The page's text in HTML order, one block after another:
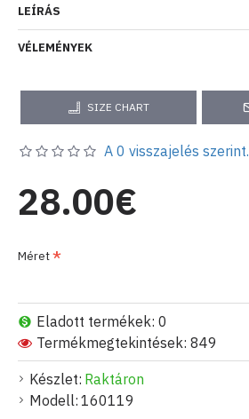
LEÍRÁS
VÉLEMÉNYEK
SIZE CHART
Készlet: Raktáron
Modell: 160119
Eladott termékek: 0
Termékmegtekintések: 849
A 0 visszajelés szerint.
28.00€
Méret